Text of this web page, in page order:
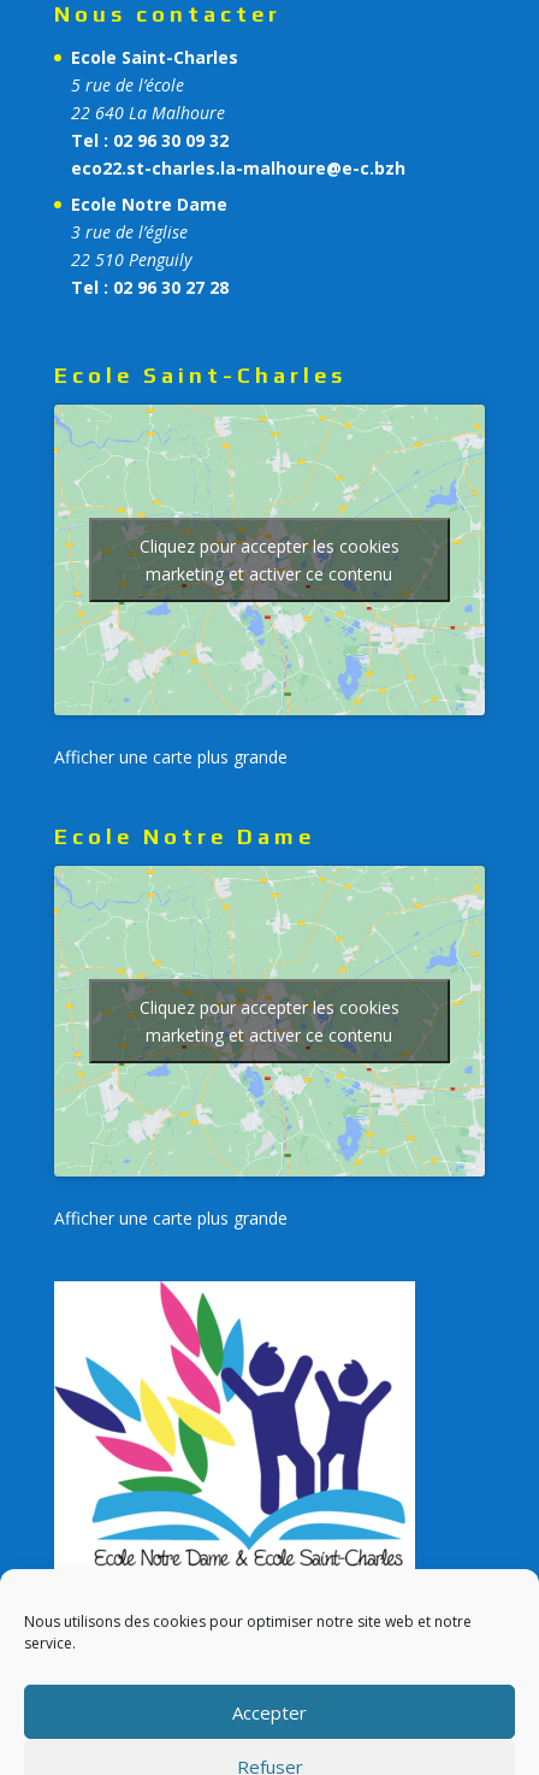
Nous utilisons des cookies pour optimiser notre site web et notre
service.
Accepter
Refuser
Nous contacter
Ecole Saint-Charles
5 rue de l’école
22 640 La Malhoure
Tel : 02 96 30 09 32
eco22.st-charles.la-malhoure@e-c.bzh
Ecole Notre Dame
3 rue de l’église
22 510 Penguily
Tel : 02 96 30 27 28
Ecole Saint-Charles
Cliquez pour accepter les cookies
marketing et activer ce contenu
Afficher une carte plus grande
Ecole Notre Dame
Cliquez pour accepter les cookies
marketing et activer ce contenu
Afficher une carte plus grande
Nos mentions légales